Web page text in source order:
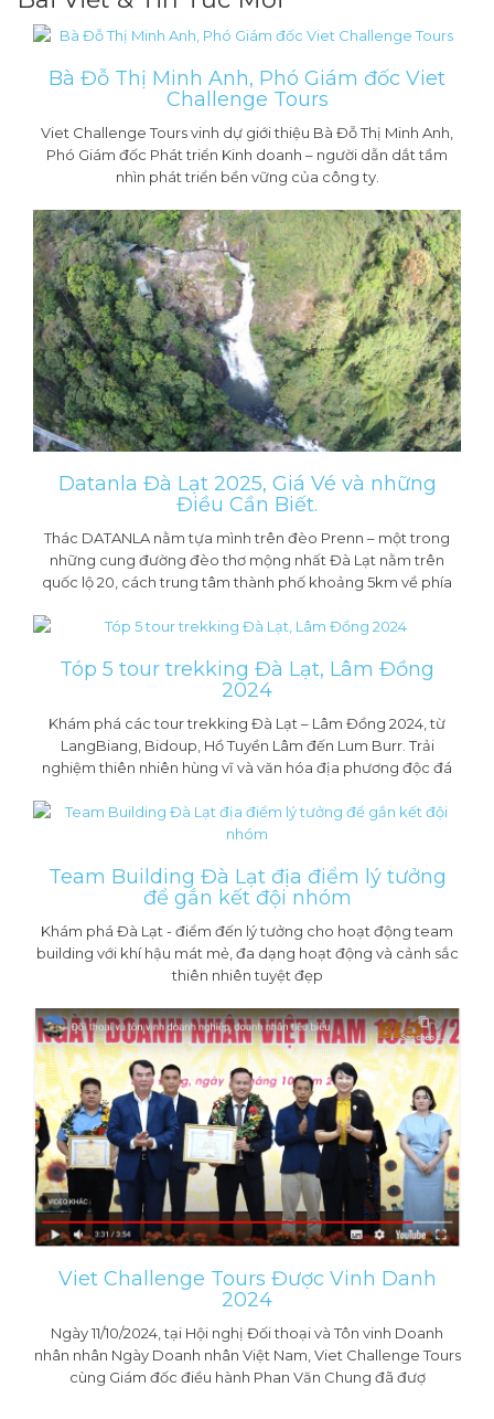
Bà Đỗ Thị Minh Anh, Phó Giám đốc Viet
Challenge Tours
Viet Challenge Tours vinh dự giới thiệu Bà Đỗ Thị Minh Anh,
Phó Giám đốc Phát triển Kinh doanh – người dẫn dắt tầm
nhìn phát triển bền vững của công ty.
Datanla Đà Lạt 2025, Giá Vé và những
Điều Cần Biết.
Thác DATANLA nằm tựa mình trên đèo Prenn – một trong
những cung đường đèo thơ mộng nhất Đà Lạt nằm trên
quốc lộ 20, cách trung tâm thành phố khoảng 5km về phía
Tóp 5 tour trekking Đà Lạt, Lâm Đồng
2024
Khám phá các tour trekking Đà Lạt – Lâm Đồng 2024, từ
LangBiang, Bidoup, Hồ Tuyền Lâm đến Lum Burr. Trải
nghiệm thiên nhiên hùng vĩ và văn hóa địa phương độc đá
Team Building Đà Lạt địa điểm lý tưởng
để gắn kết đội nhóm
Khám phá Đà Lạt - điểm đến lý tưởng cho hoạt động team
building với khí hậu mát mẻ, đa dạng hoạt động và cảnh sắc
thiên nhiên tuyệt đẹp
Viet Challenge Tours Được Vinh Danh
2024
Ngày 11/10/2024, tại Hội nghị Đối thoại và Tôn vinh Doanh
nhân nhân Ngày Doanh nhân Việt Nam, Viet Challenge Tours
cùng Giám đốc điều hành Phan Văn Chung đã đượ